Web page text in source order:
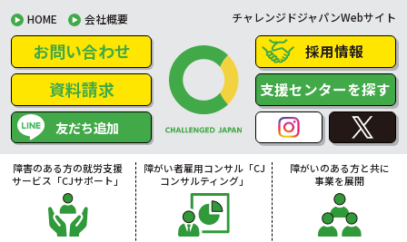
HOME 会社概要 チャレンジドジャパンWebサイト
お問い合わせ
資料請求
友だち追加
採用情報
支援センターを探す
障害のある方の就労支援
サービス「CJサポート」
障がい者雇用コンサル「CJ
コンサルティング」
障がいのある方と共に
事業を展開